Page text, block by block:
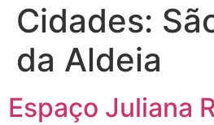
Cidades:
da Aldeia
Espaço Juliana